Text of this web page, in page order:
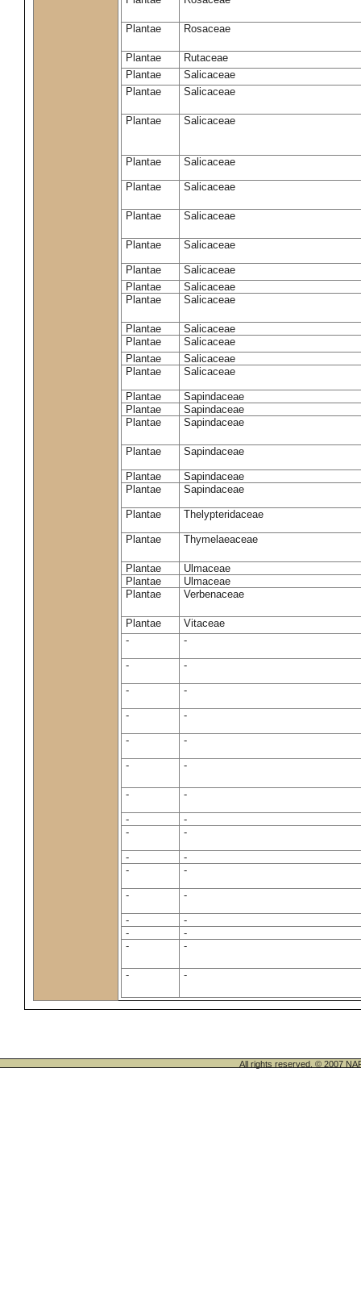
Plantae Rosaceae
Plantae
Rutaceae
Plantae
Salicaceae
Plantae
Salicaceae
Plantae Salicaceae
Plantae Salicaceae
Plantae Salicaceae
Plantae Salicaceae
Plantae Salicaceae
Plantae
Salicaceae
Plantae
Salicaceae
Plantae
Salicaceae
Plantae
Salicaceae
Plantae
Salicaceae
Plantae
Salicaceae
Plantae
Salicaceae
Plantae
Sapindaceae
Plantae
Sapindaceae
Plantae
Sapindaceae
Plantae Sapindaceae
Plantae
Sapindaceae
Plantae
Sapindaceae
Plantae Thelypteridaceae
Plantae Thymelaeaceae
Plantae
Ulmaceae
Plantae
Ulmaceae
Plantae
Verbenaceae
Plantae
Vitaceae
-
-
- -
- -
- -
- -
- -
- -
-
-
-
-
-
-
-
-
- -
-
-
-
-
-
-
- -
All rights reserved. © 2007